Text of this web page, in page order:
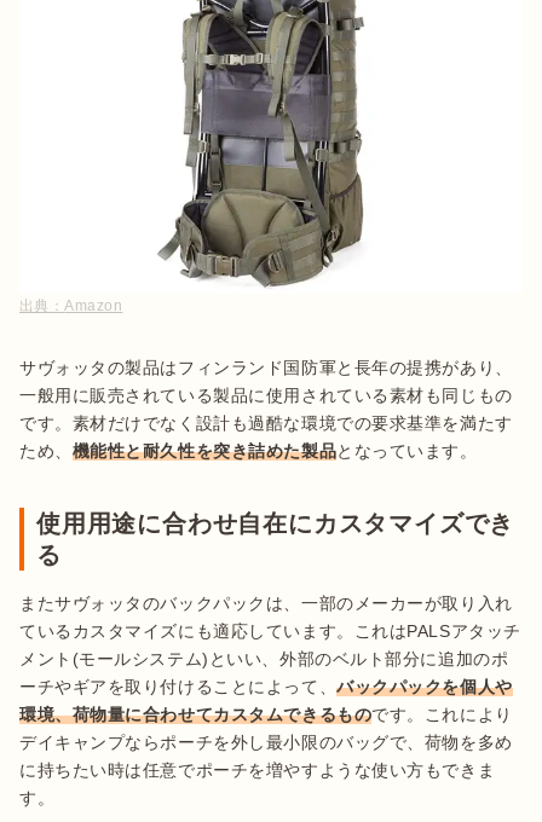
出典：Amazon
サヴォッタの製品はフィンランド国防軍と長年の提携があり、
一般用に販売されている製品に使用されている素材も同じもの
です。素材だけでなく設計も過酷な環境での要求基準を満たす
ため、 機能性と耐久性を突き詰めた製品となっています。
使用用途に合わせ自在にカスタマイズでき
る
またサヴォッタのバックパックは、一部のメーカーが取り入れ
ているカスタマイズにも適応しています。これはPALSアタッチ
メント(モールシステム)といい、外部のベルト部分に追加のポ
ーチやギアを取り付けることによって、バックパックを個人や
環境、荷物量に合わせてカスタムできるものです。これにより
デイキャンプならポーチを外し最小限のバッグで、荷物を多め
に持ちたい時は任意でポーチを増やすような使い方もできま
す。